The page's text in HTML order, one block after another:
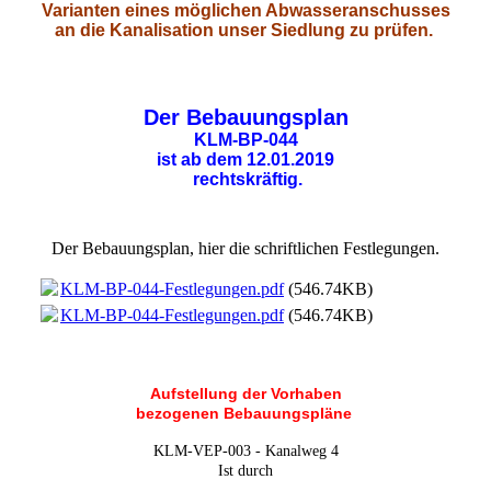
Varianten eines möglichen Abwasseranschusses
an die Kanalisation unser Siedlung zu prüfen.
Der Bebauungsplan
KLM-BP-044
ist ab dem 12.01.2019
rechtskräftig.
Der Bebauungsplan, hier die schriftlichen Festlegungen.
KLM-BP-044-Festlegungen.pdf(546.74KB)
KLM-BP-044-Festlegungen.pdf(546.74KB)
Aufstellung der Vorhaben
bezogenen Bebauungspläne
KLM-VEP-003 - Kanalweg 4
Ist durch